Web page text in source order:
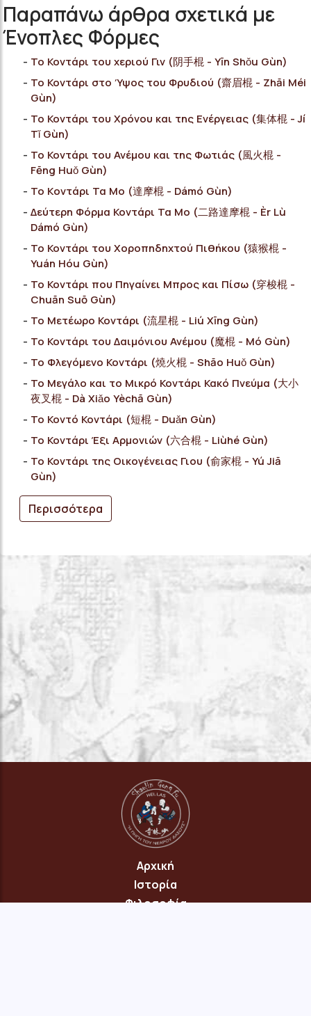
Παραπάνω άρθρα σχετικά με
Ένοπλες Φόρμες
Το Κοντάρι του χεριού Γιν (阴手棍 - Yīn Shǒu Gùn)
Το Κοντάρι στο Ύψος του Φρυδιού (齋眉棍 - Zhāi Méi
Gùn)
Το Κοντάρι του Χρόνου και της Ενέργειας (集体棍 - Jí
Tǐ Gùn)
Το Κοντάρι του Ανέμου και της Φωτιάς (風火棍 -
Fēng Huǒ Gùn)
Το Kοντάρι Τα Μο (達摩棍 - Dámó Gùn)
Δεύτερη Φόρμα Κοντάρι Τα Μο (二路達摩棍 - Èr Lù
Dámó Gùn)
Το Κοντάρι του Χοροπηδηχτού Πιθήκου (猿猴棍 -
Yuán Hóu Gùn)
Το Κοντάρι που Πηγαίνει Μπρος και Πίσω (穿梭棍 -
Chuān Suō Gùn)
Το Μετέωρο Κοντάρι (流星棍 - Liú Xīng Gùn)
Το Κοντάρι του Δαιμόνιου Ανέμου (魔棍 - Mó Gùn)
Το Φλεγόμενο Κοντάρι (燒火棍 - Shāo Huǒ Gùn)
Το Μεγάλο και το Μικρό Κοντάρι Κακό Πνεύμα (大小
夜叉棍 - Dà Xiǎo Yèchā Gùn)
Το Κοντό Κοντάρι (短棍 - Duǎn Gùn)
Το Κοντάρι Έξι Αρμονιών (六合棍 - Liùhé Gùn)
Το Κοντάρι της Οικογένειας Γιου (俞家棍 - Yú Jiā
Gùn)
Περισσότερα
Αρχική
Ιστορία
Φιλοσοφία